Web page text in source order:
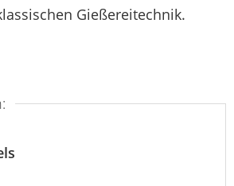
Gießereitechnik.